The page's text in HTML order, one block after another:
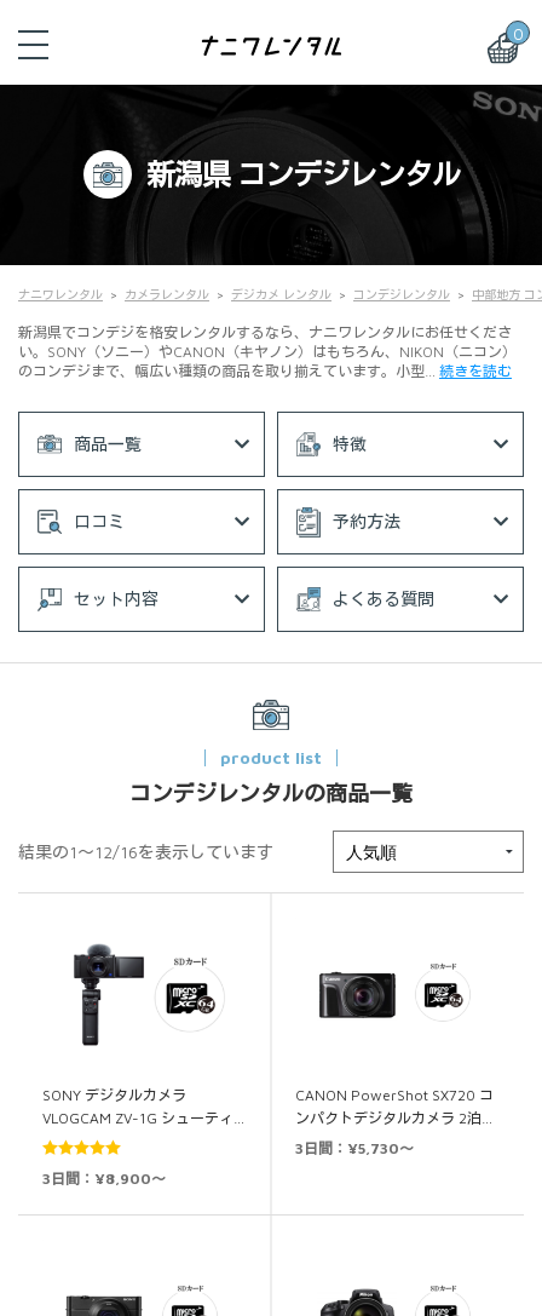
0
新潟県 コンデジレンタル
ナニワレンタル カメラレンタル デジカメ レンタル コンデジレンタル 中部地方 コ
新潟県でコンデジを格安レンタルするなら、ナニワレンタルにお任せくださ
い。SONY（ソニー）やCANON（キヤノン）はもちろん、NIKON（ニコン）
のコンデジまで、幅広い種類の商品を取り揃えています。小型… 続きを読む
商品一覧 特徴
口コミ 予約方法
セット内容 よくある質問
product list
コンデジレンタルの商品一覧
結果の1～12/16を表示しています
SONY デジタルカメラ
VLOGCAM ZV-1G シューティ…
5段階中
3日間：¥8,900～
CANON PowerShot SX720 コ
ンパクトデジタルカメラ 2泊…
3日間：¥5,730～